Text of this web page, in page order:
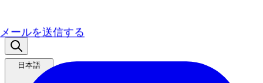
日本語
メールを送信する